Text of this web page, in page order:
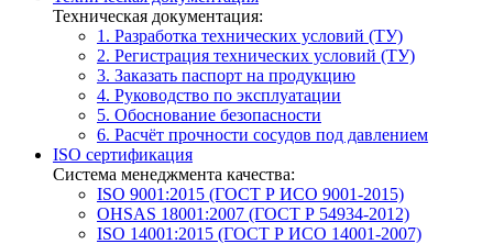
Техническая документация:
1. Разработка технических условий (ТУ)
2. Регистрация технических условий (ТУ)
3. Заказать паспорт на продукцию
4. Руководство по эксплуатации
5. Обоснование безопасности
6. Расчёт прочности сосудов под давлением
ISO сертификация
Система менеджмента качества:
ISO 9001:2015 (ГОСТ Р ИСО 9001-2015)
OHSAS 18001:2007 (ГОСТ Р 54934-2012)
ISO 14001:2015 (ГОСТ Р ИСО 14001-2007)